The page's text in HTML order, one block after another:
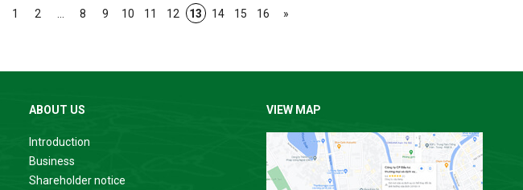
1 2 8 9 10 11 12 13 14 15 16 »
ABOUT US
Introduction
Business
Shareholder notice
VIEW MAP